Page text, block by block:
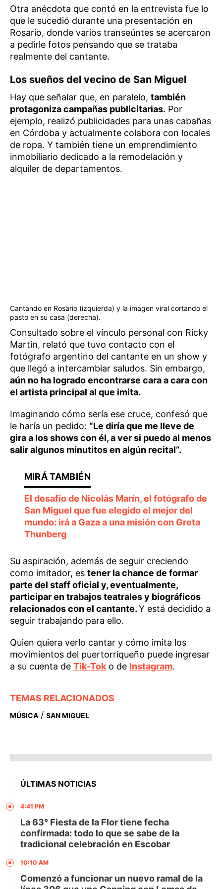
Otra anécdota que contó en la entrevista fue lo
que le sucedió durante una presentación en
Rosario, donde varios transeúntes se acercaron
a pedirle fotos pensando que se trataba
realmente del cantante.
Los sueños del vecino de San Miguel
Hay que señalar que, en paralelo, también
protagoniza campañas publicitarias. Por
ejemplo, realizó publicidades para unas cabañas
en Córdoba y actualmente colabora con locales
de ropa. Y también tiene un emprendimiento
inmobiliario dedicado a la remodelación y
alquiler de departamentos.
Cantando en Rosario (izquierda) y la imagen viral cortando el
pasto en su casa (derecha).
Consultado sobre el vínculo personal con Ricky
Martin, relató que tuvo contacto con el
fotógrafo argentino del cantante en un show y
que llegó a intercambiar saludos. Sin embargo,
aún no ha logrado encontrarse cara a cara con
el artista principal al que imita.
Imaginando cómo sería ese cruce, confesó que
le haría un pedido: “Le diría que me lleve de
gira a los shows con él, a ver si puedo al menos
salir algunos minutitos en algún recital”.
El desafío de Nicolás Marín, el fotógrafo de
San Miguel que fue elegido el mejor del
mundo: irá a Gaza a una misión con Greta
Thunberg
Su aspiración, además de seguir creciendo
como imitador, es tener la chance de formar
parte del staff oficial y, eventualmente,
participar en trabajos teatrales y biográficos
relacionados con el cantante.Y está decidido a
seguir trabajando para ello.
Quien quiera verlo cantar y cómo imita los
movimientos del puertorriqueño puede ingresar
a su cuenta de Tik-Tok o de Instagram.
TEMAS RELACIONADOS
MÚSICA / SAN MIGUEL
ÚLTIMAS NOTICIAS
4:41 PM
La 63° Fiesta de la Flor tiene fecha
confirmada: todo lo que se sabe de la
tradicional celebración en Escobar
10:10 AM
Comenzó a funcionar un nuevo ramal de la